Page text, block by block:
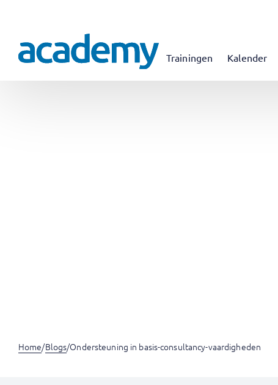
Trainingen Kalender
Home/Blogs/Ondersteuning in basis-consultancy-vaardigheden